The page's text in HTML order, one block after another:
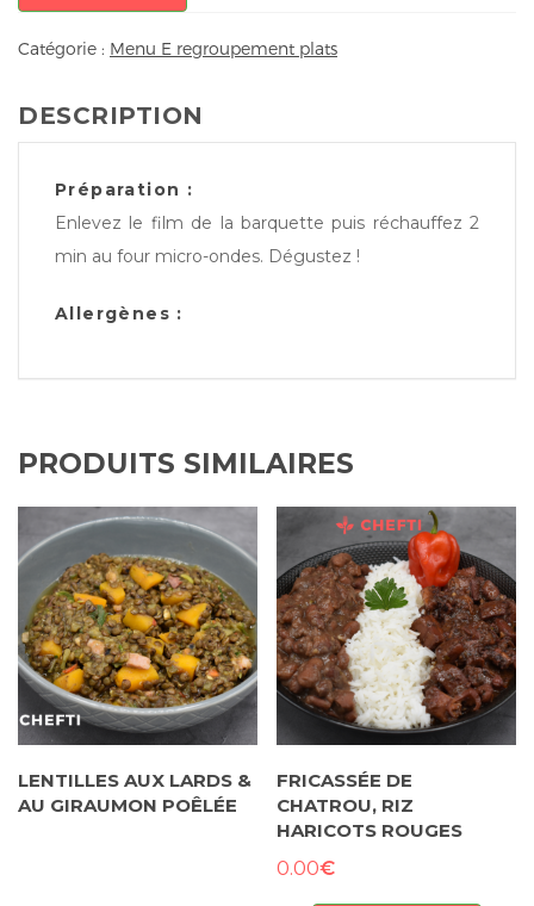
Catégorie : Menu E regroupement plats
DESCRIPTION
Préparation :
Enlevez le film de la barquette puis réchauffez 2
min au four micro-ondes. Dégustez !
Allergènes :
PRODUITS SIMILAIRES
LENTILLES AUX LARDS &
AU GIRAUMON POÊLÉE
FRICASSÉE DE
CHATROU, RIZ
HARICOTS ROUGES
0.00€